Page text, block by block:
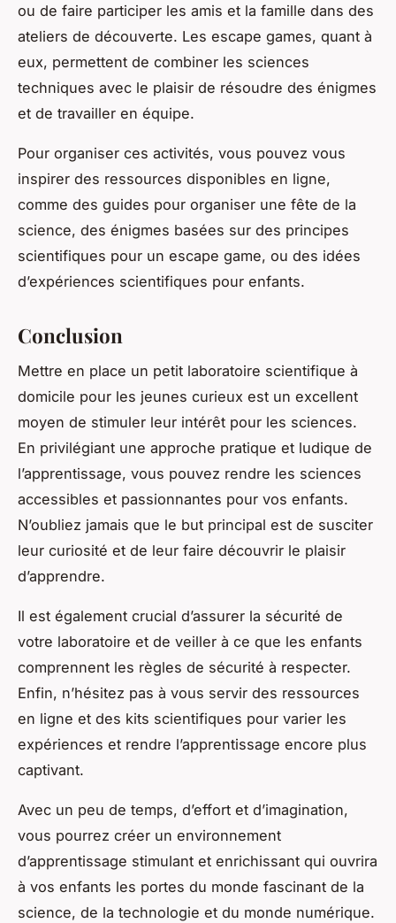
ou de faire participer les amis et la famille dans des
ateliers de découverte. Les escape games, quant à
eux, permettent de combiner les sciences
techniques avec le plaisir de résoudre des énigmes
et de travailler en équipe.
Pour organiser ces activités, vous pouvez vous
inspirer des ressources disponibles en ligne,
comme des guides pour organiser une fête de la
science, des énigmes basées sur des principes
scientifiques pour un escape game, ou des idées
d’expériences scientifiques pour enfants.
Conclusion
Mettre en place un petit laboratoire scientifique à
domicile pour les jeunes curieux est un excellent
moyen de stimuler leur intérêt pour les sciences.
En privilégiant une approche pratique et ludique de
l’apprentissage, vous pouvez rendre les sciences
accessibles et passionnantes pour vos enfants.
N’oubliez jamais que le but principal est de susciter
leur curiosité et de leur faire découvrir le plaisir
d’apprendre.
Il est également crucial d’assurer la sécurité de
votre laboratoire et de veiller à ce que les enfants
comprennent les règles de sécurité à respecter.
Enfin, n’hésitez pas à vous servir des ressources
en ligne et des kits scientifiques pour varier les
expériences et rendre l’apprentissage encore plus
captivant.
Avec un peu de temps, d’effort et d’imagination,
vous pourrez créer un environnement
d’apprentissage stimulant et enrichissant qui ouvrira
à vos enfants les portes du monde fascinant de la
science, de la technologie et du monde numérique.